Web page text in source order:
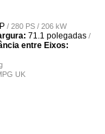
/ 280 PS / 206 kW
71.1 polegadas /
entre Eixos:
UK